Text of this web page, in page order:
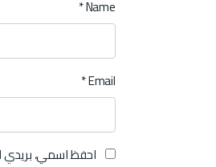
Name
*
Email
*
احفظ اسمي، بريدي